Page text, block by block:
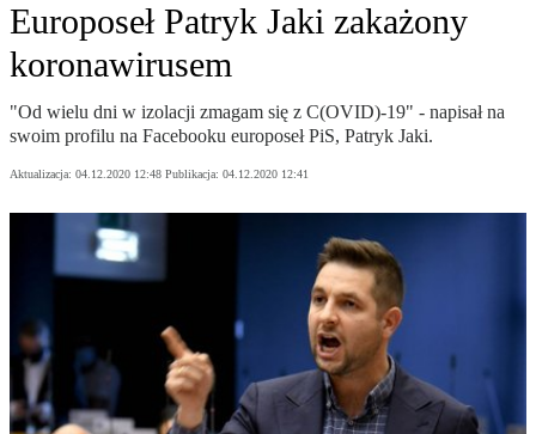
Europoseł Patryk Jaki zakażony
koronawirusem
"Od wielu dni w izolacji zmagam się z C(OVID)-19" - napisał na
swoim profilu na Facebooku europoseł PiS, Patryk Jaki.
Aktualizacja: 04.12.2020 12:48 Publikacja: 04.12.2020 12:41